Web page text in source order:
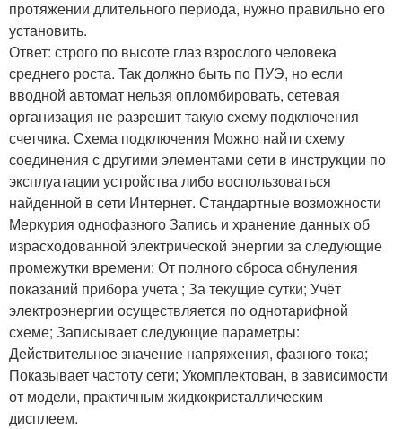
протяжении длительного периода, нужно правильно его
установить.
Ответ: строго по высоте глаз взрослого человека
среднего роста. Так должно быть по ПУЭ, но если
вводной автомат нельзя опломбировать, сетевая
организация не разрешит такую схему подключения
счетчика. Схема подключения Можно найти схему
соединения с другими элементами сети в инструкции по
эксплуатации устройства либо воспользоваться
найденной в сети Интернет. Стандартные возможности
Меркурия однофазного Запись и хранение данных об
израсходованной электрической энергии за следующие
промежутки времени: От полного сброса обнуления
показаний прибора учета ; За текущие сутки; Учёт
электроэнергии осуществляется по однотарифной
схеме; Записывает следующие параметры:
Действительное значение напряжения, фазного тока;
Показывает частоту сети; Укомплектован, в зависимости
от модели, практичным жидкокристаллическим
дисплеем.